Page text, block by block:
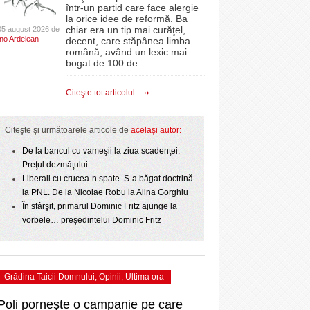
în
- 3 August 2026
cu o victorie
- 25 July 2026
o echipă de
Ziua Timișoarei – City Celebration. Programul
ultimei zile
- 3 August 2026
Sărbătoarea continuă! Zeci de mii de oameni
View all
proiectelor derulate de instituție din fonduri
europene/FOTO
ANAF oferă persoanelor fizice posibilitatea să
beneficieze de Declarația Unică 212
2025
CLIPURI VIDEO
JOCURI ONLINE
DIVERSE
FARMACII DIN
GRĂDINIŢE DIN TIMIŞ
PRIMĂRIILE DIN TIMIŞ
SFATUL MEDICULUI
SFATURI JURIDICE
august 2026 de
Ardelean
într-un partid care face alergie
la orice idee de reformă. Ba
chiar era un tip mai curăţel,
decent, care stăpânea limba
română, având un lexic mai
bogat de 100 de
Citeşte tot articolul
Citeşte şi următoarele articole de acelaşi autor:
De la bancul cu vameşii la ziua scadenţei.
Preţul dezmăţului
Liberali cu crucea-n spate. S-a băgat doctrină
la PNL. De la Nicolae Robu la Alina Gorghiu
În sfârşit, primarul Dominic Fritz ajunge la
vorbele… preşedintelui Dominic Fritz
Grădina Taicii Domnului, Opinii, Ultima ora
pornește o campanie pe care